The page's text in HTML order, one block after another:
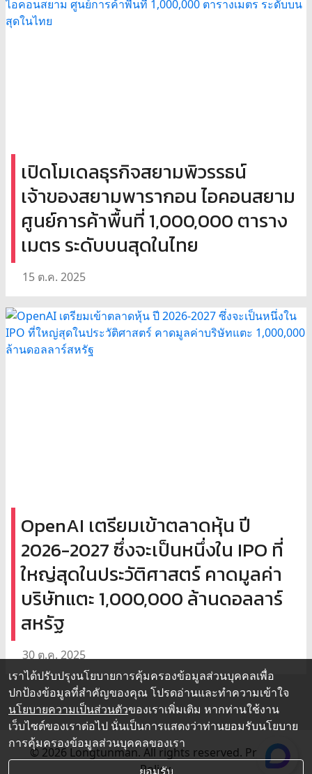
เปิดโมเดลธุรกิจสยามพิวรรธน์
เจ้าของสยามพารากอน ไอคอนสยาม
ศูนย์การค้าพื้นที่ 1,000,000 ตาราง
เมตร ระดับบนสุดในไทย
15 ต.ค. 2025
OpenAI เตรียมเข้าตลาดหุ้น ปี
2026-2027 ซึ่งจะเป็นหนึ่งใน IPO ที่
ใหญ่สุดในประวัติศาสตร์ คาดมูลค่า
บริษัทแตะ 1,000,000 ล้านดอลลาร์
สหรัฐ
30 ต.ค. 2025
© 2026 Longtunman. All rights reserved. Privacy
Policy.
เราได้ปรับปรุงนโยบายการคุ้มครองข้อมูลส่วนบุคคลเพื่อ
ปกป้องข้อมูลที่สำคัญของคุณ โปรดอ่านและทำความเข้าใจ
นโยบายความเป็นส่วนตัวของเราเพิ่มเติม หากท่านใช้งาน
เว็บไซต์ของเราต่อไป นั่นเป็นการแสดงว่าท่านยอมรับนโยบาย
การคุ้มครองข้อมูลส่วนบุคคลของเรา